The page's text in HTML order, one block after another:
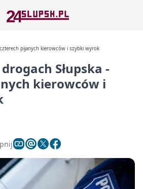
pijanych kierowców i szybki wyrok
Słupska -
kierowców i